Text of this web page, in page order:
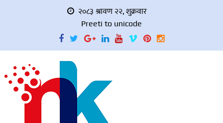
२०८३ श्रावण २२, शुक्रवार
Preeti to unicode